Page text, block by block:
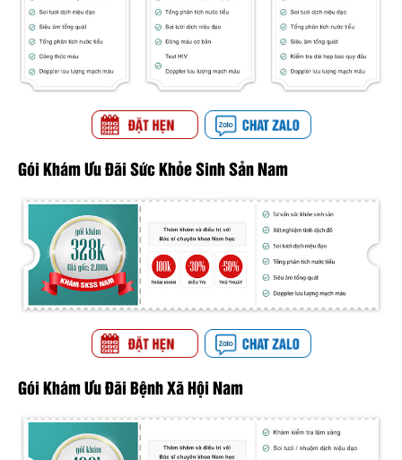
Gói Khám Ưu Đãi Sức Khỏe Sinh Sản Nam
Gói Khám Ưu Đãi Bệnh Xã Hội Nam